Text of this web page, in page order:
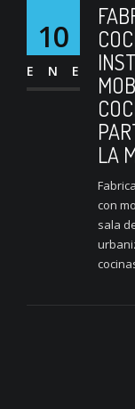
10
ENE
LA
con
sala